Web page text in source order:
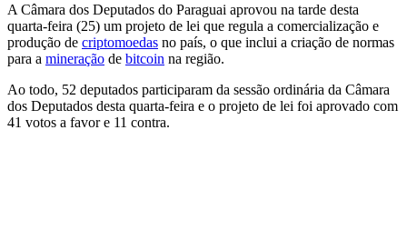
A Câmara dos Deputados do Paraguai aprovou na tarde desta
quarta-feira (25) um projeto de lei que regula a comercialização e
produção de criptomoedas no país, o que inclui a criação de normas
para a mineração de bitcoin na região.
Ao todo, 52 deputados participaram da sessão ordinária da Câmara
dos Deputados desta quarta-feira e o projeto de lei foi aprovado com
41 votos a favor e 11 contra.